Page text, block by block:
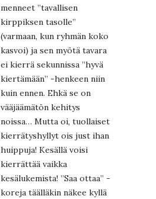
menneet ”tavallisen
kirppiksen tasolle”
(varmaan, kun ryhmän koko
kasvoi) ja sen myötä tavara
ei kierrä sekunnissa ”hyvä
kiertämään” -henkeen niin
kuin ennen. Ehkä se on
vääjäämätön kehitys
noissa… Mutta oi, tuollaiset
kierrätyshyllyt ois just ihan
huippuja! Kesällä voisi
kierrättää vaikka
kesälukemista! ”Saa ottaa” -
koreja täälläkin näkee kyllä